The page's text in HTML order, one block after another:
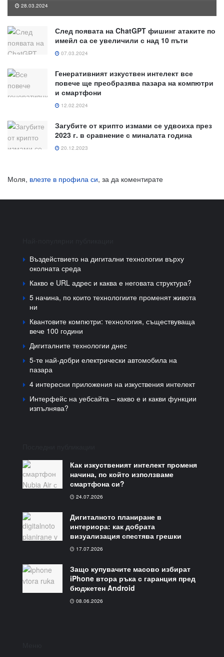
28.03.2024
След появата на ChatGPT фишинг атаките по
имейл са се увеличили с над 10 пъти
07.03.2024
Генеративният изкуствен интелект все
повече ще преобразява пазара на компютри
и смартфони
12.02.2024
Загубите от крипто измами се удвоиха през
2023 г. в сравнение с миналата година
20.12.2023
Моля, влезте в профила си, за да коментирате
Въздействието на дигитални технологии върху
околната среда
Какво е URL адрес и каква е неговата структура?
5 начина, по които технологиите променят живота
ни
Квантовите компютри: технология, съществуваща
вече 100 години
Дигиталните технологии днес
5-те най-добри електрически автомобила на
пазара
4 интересни приложения на изкуствения интелект
Интерфейс на уебсайта – какво е и какви функции
изпълнява?
Как изкуственият интелект променя
начина, по който използваме
смартфона си?
24.07.2026
Дигиталното планиране в
интериора: как добрата
визуализация спестява грешки
17.07.2026
Защо купувачите масово избират
iPhone втора ръка с гаранция пред
бюджетен Android
08.06.2026